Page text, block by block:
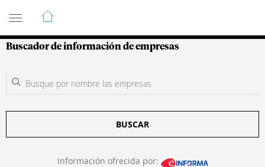
Guía de Empresas Colombianas
Buscador de información de empresas
BUSCAR
Información ofrecida por: